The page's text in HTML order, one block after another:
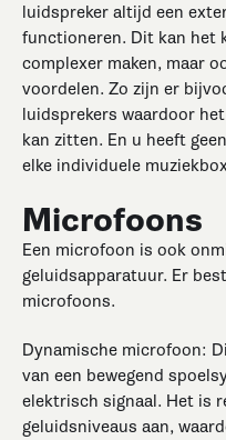
luidspreker altijd een
functioneren. Dit kan het
complexer maken, maar
voordelen. Zo zijn er
luidsprekers waardoor
kan zitten. En u heeft
elke individuele
Microfoons
Een microfoon is ook
geluidsapparatuur. Er
microfoons.
Dynamische microfoon:
van een bewegend
elektrisch signaal. Het is
geluidsniveaus aan,